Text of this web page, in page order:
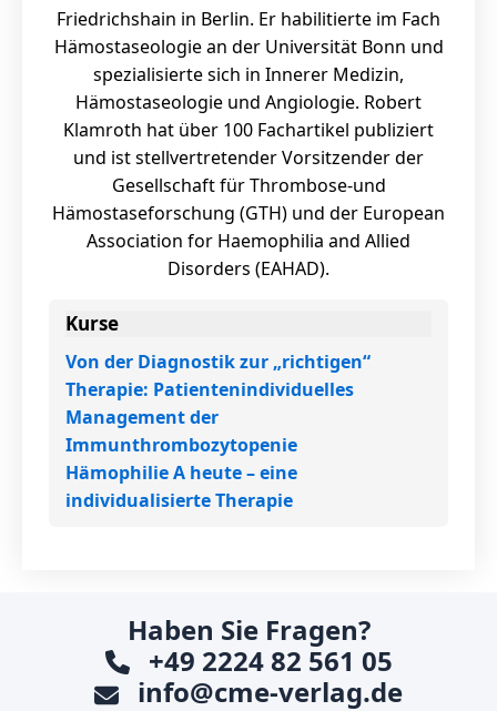
Friedrichshain in Berlin. Er habilitierte im Fach
Hämostaseologie an der Universität Bonn und
spezialisierte sich in Innerer Medizin,
Hämostaseologie und Angiologie. Robert
Klamroth hat über 100 Fachartikel publiziert
und ist stellvertretender Vorsitzender der
Gesellschaft für Thrombose-und
Hämostaseforschung (GTH) und der European
Association for Haemophilia and Allied
Disorders (EAHAD).
Kurse
Von der Diagnostik zur „richtigen“
Therapie: Patientenindividuelles
Management der
Immunthrombozytopenie
Hämophilie A heute – eine
individualisierte Therapie
Haben Sie Fragen?
+49 2224 82 561 05
info@cme-verlag.de